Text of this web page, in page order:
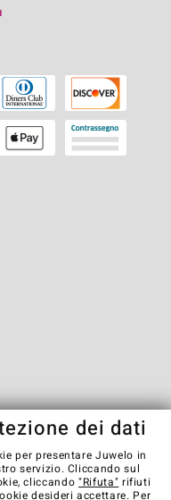
Privacy
Cookies
dei dati
per presentare Juwelo in
servizio. Cliccando sul
cliccando "Rifuta" rifiuti
desideri accettare. Per